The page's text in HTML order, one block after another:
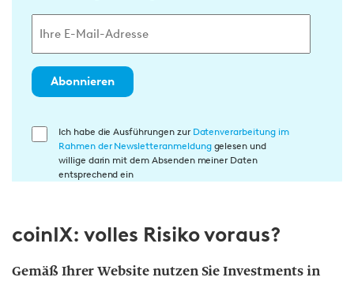
Abonnieren
E
l
i
Ich habe die Ausführungen zur Datenverarbeitung im
Rahmen der Newsletteranmeldunggelesen und
willige darin mit dem Absenden meiner Daten
entsprechend ein
coinIX: volles Risiko voraus?
Gemäß Ihrer Website nutzen Sie Investments in